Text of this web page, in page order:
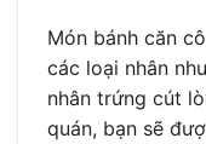
Món bánh căn
các loại nhân
nhân trứng cút
quán, bạn sẽ